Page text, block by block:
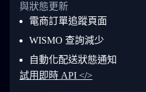
28
29
30
31
33
34
          }
        ]
      }
  }
}
與狀態更新
電商訂單追蹤頁面
WISMO 查詢減少
自動化配送狀態通知
試用即時 API </>